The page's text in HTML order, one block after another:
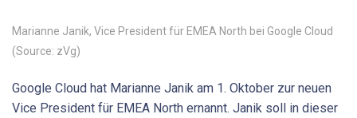
Marianne Janik, Vice President für EMEA North bei Google Cloud
(Source: zVg)
Google Cloud hat Marianne Janik am 1. Oktober zur neuen
Vice President für EMEA North ernannt. Janik soll in dieser